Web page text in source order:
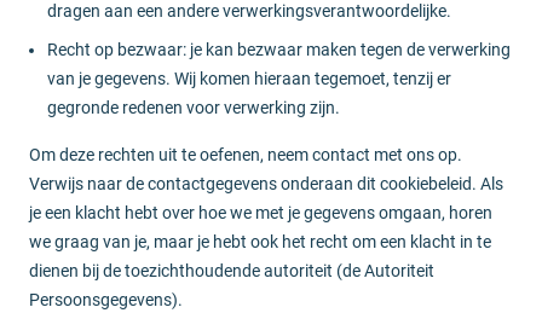
dragen aan een andere verwerkingsverantwoordelijke.
Recht op bezwaar: je kan bezwaar maken tegen de verwerking
van je gegevens. Wij komen hieraan tegemoet, tenzij er
gegronde redenen voor verwerking zijn.
Om deze rechten uit te oefenen, neem contact met ons op.
Verwijs naar de contactgegevens onderaan dit cookiebeleid. Als
je een klacht hebt over hoe we met je gegevens omgaan, horen
we graag van je, maar je hebt ook het recht om een klacht in te
dienen bij de toezichthoudende autoriteit (de Autoriteit
Persoonsgegevens).